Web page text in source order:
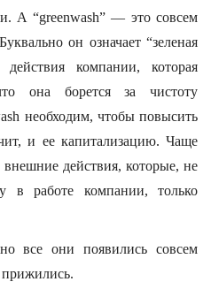
А “greenwash” — это совсем
он означает “зеленая
компании, которая
она борется за чистоту
необходим, чтобы повысить
и ее капитализацию. Чаще
действия, которые, не
в работе компании, только
все они появились совсем